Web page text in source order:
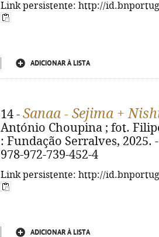
Link persistente: http://
ADICIONAR À LISTA
14 - Sanaa - Sejima +
António Choupina ; fot.
: Fundação Serralves, 2025.
978-972-739-452-4
Link persistente: http://
ADICIONAR À LISTA